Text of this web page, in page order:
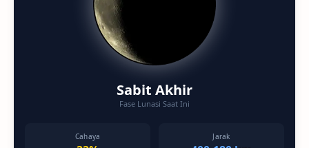
Sabit Akhir
Fase Lunasi Saat Ini
Cahaya Jarak